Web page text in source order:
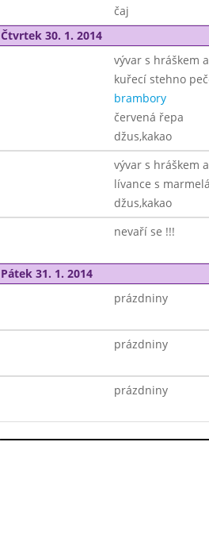
čaj
Čtvrtek 30. 1. 2014
vývar s hráškem
kuřecí stehno
brambory
červená řepa
džus,kakao
vývar s hráškem
lívance s
džus,kakao
nevaří se !!!
Pátek 31. 1. 2014
prázdniny
prázdniny
prázdniny